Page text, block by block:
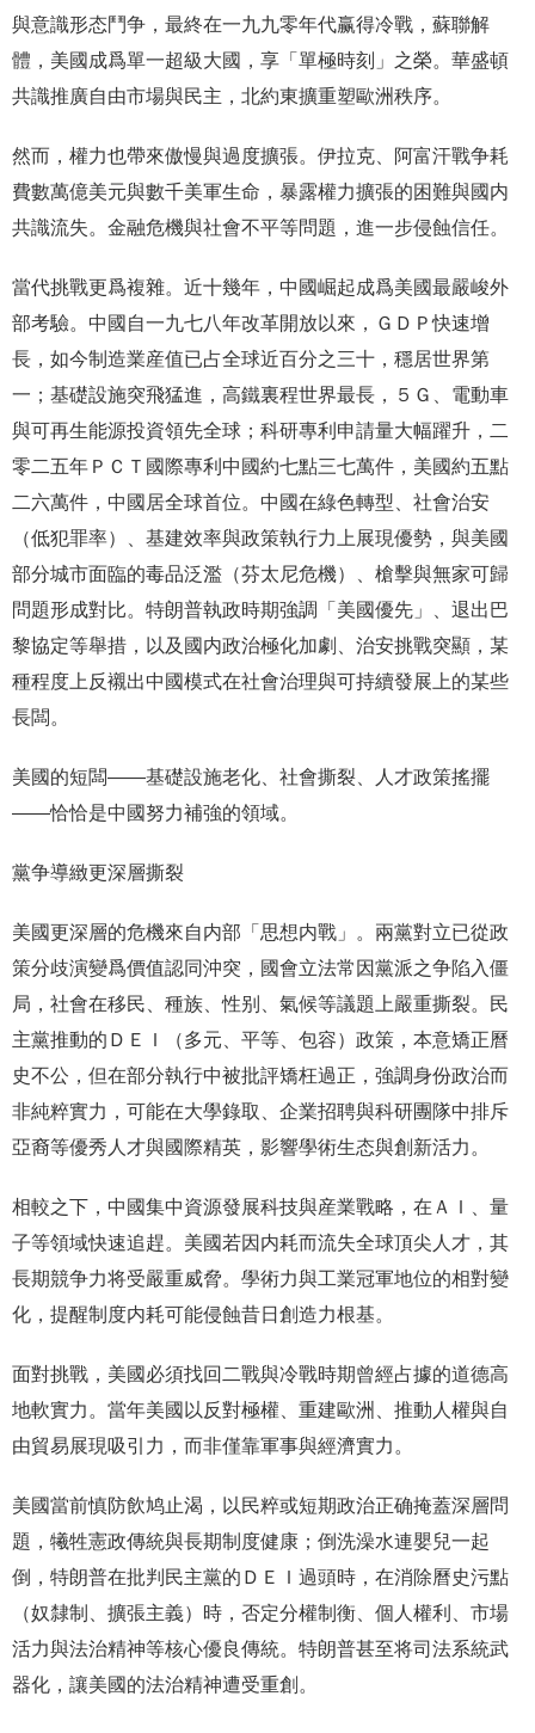
與意識形态鬥争，最終在一九九零年代赢得冷戰，蘇聯解
體，美國成爲單一超級大國，享「單極時刻」之榮。華盛頓
共識推廣自由市場與民主，北約東擴重塑歐洲秩序。
然而，權力也帶來傲慢與過度擴張。伊拉克、阿富汗戰争耗
費數萬億美元與數千美軍生命，暴露權力擴張的困難與國内
共識流失。金融危機與社會不平等問題，進一步侵蝕信任。
當代挑戰更爲複雜。近十幾年，中國崛起成爲美國最嚴峻外
部考驗。中國自一九七八年改革開放以來，ＧＤＰ快速增
長，如今制造業産值已占全球近百分之三十，穩居世界第
一；基礎設施突飛猛進，高鐵裏程世界最長，５Ｇ、電動車
與可再生能源投資領先全球；科研專利申請量大幅躍升，二
零二五年ＰＣＴ國際專利中國約七點三七萬件，美國約五點
二六萬件，中國居全球首位。中國在綠色轉型、社會治安
（低犯罪率）、基建效率與政策執行力上展現優勢，與美國
部分城市面臨的毒品泛濫（芬太尼危機）、槍擊與無家可歸
問題形成對比。特朗普執政時期強調「美國優先」、退出巴
黎協定等舉措，以及國内政治極化加劇、治安挑戰突顯，某
種程度上反襯出中國模式在社會治理與可持續發展上的某些
長闆。
美國的短闆——基礎設施老化、社會撕裂、人才政策搖擺
——恰恰是中國努力補強的領域。
黨争導緻更深層撕裂
美國更深層的危機來自内部「思想内戰」。兩黨對立已從政
策分歧演變爲價值認同沖突，國會立法常因黨派之争陷入僵
局，社會在移民、種族、性别、氣候等議題上嚴重撕裂。民
主黨推動的ＤＥＩ（多元、平等、包容）政策，本意矯正曆
史不公，但在部分執行中被批評矯枉過正，強調身份政治而
非純粹實力，可能在大學錄取、企業招聘與科研團隊中排斥
亞裔等優秀人才與國際精英，影響學術生态與創新活力。
相較之下，中國集中資源發展科技與産業戰略，在ＡＩ、量
子等領域快速追趕。美國若因内耗而流失全球頂尖人才，其
長期競争力将受嚴重威脅。學術力與工業冠軍地位的相對變
化，提醒制度内耗可能侵蝕昔日創造力根基。
面對挑戰，美國必須找回二戰與冷戰時期曾經占據的道德高
地軟實力。當年美國以反對極權、重建歐洲、推動人權與自
由貿易展現吸引力，而非僅靠軍事與經濟實力。
美國當前慎防飲鸠止渴，以民粹或短期政治正确掩蓋深層問
題，犧牲憲政傳統與長期制度健康；倒洗澡水連嬰兒一起
倒，特朗普在批判民主黨的ＤＥＩ過頭時，在消除曆史污點
（奴隸制、擴張主義）時，否定分權制衡、個人權利、市場
活力與法治精神等核心優良傳統。特朗普甚至将司法系統武
器化，讓美國的法治精神遭受重創。